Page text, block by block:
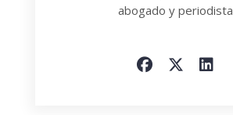
abogado y periodista